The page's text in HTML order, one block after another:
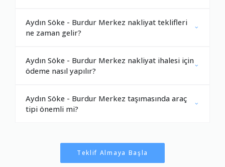
Aydın Söke - Burdur Merkez nakliyat teklifleri
ne zaman gelir?
Aydın Söke - Burdur Merkez nakliyat ihalesi için
ödeme nasıl yapılır?
Aydın Söke - Burdur Merkez taşımasında araç
tipi önemli mi?
Teklif Almaya Başla